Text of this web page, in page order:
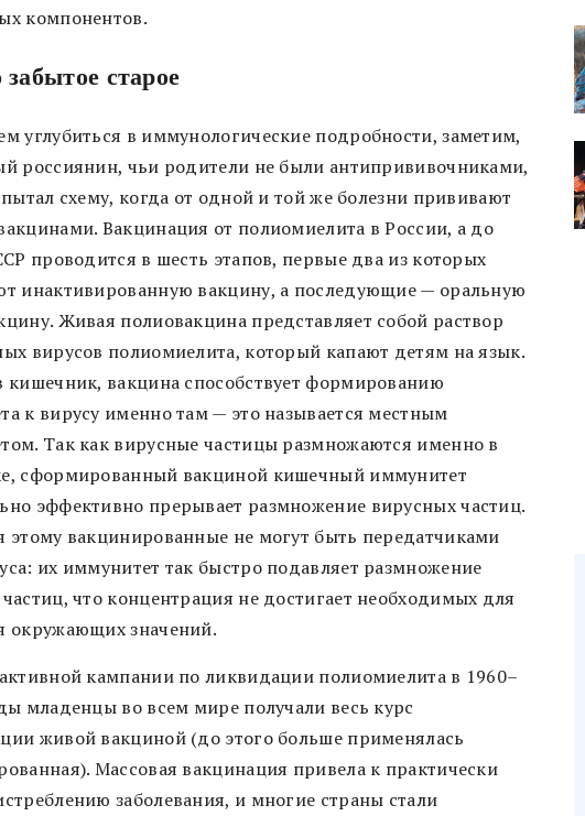
компонентов.
старое
углубиться в иммунологические подробности, заметим,
россиянин, чьи родители не были антипрививочниками,
схему, когда от одной и той же болезни прививают
Вакцинация от полиомиелита в России, а до
проводится в шесть этапов, первые два из которых
инактивированную вакцину, а последующие — оральную
Живая полиовакцина представляет собой раствор
вирусов полиомиелита, который капают детям на язык.
кишечник, вакцина способствует формированию
к вирусу именно там — это называется местным
Так как вирусные частицы размножаются именно в
сформированный вакциной кишечный иммунитет
эффективно прерывает размножение вирусных частиц.
этому вакцинированные не могут быть передатчиками
их иммунитет так быстро подавляет размножение
что концентрация не достигает необходимых для
окружающих значений.
кампании по ликвидации полиомиелита в 1960–
младенцы во всем мире получали весь курс
живой вакциной (до этого больше применялась
Массовая вакцинация привела к практически
заболевания, и многие страны стали